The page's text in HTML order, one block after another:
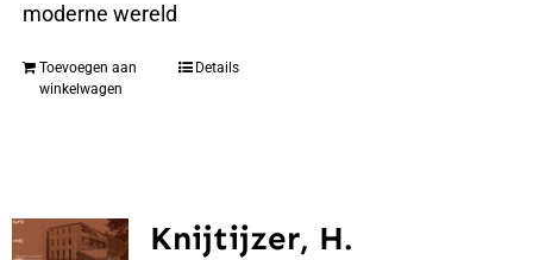
moderne wereld
Toevoegen aan
winkelwagen
Details
Knijtijzer, H.